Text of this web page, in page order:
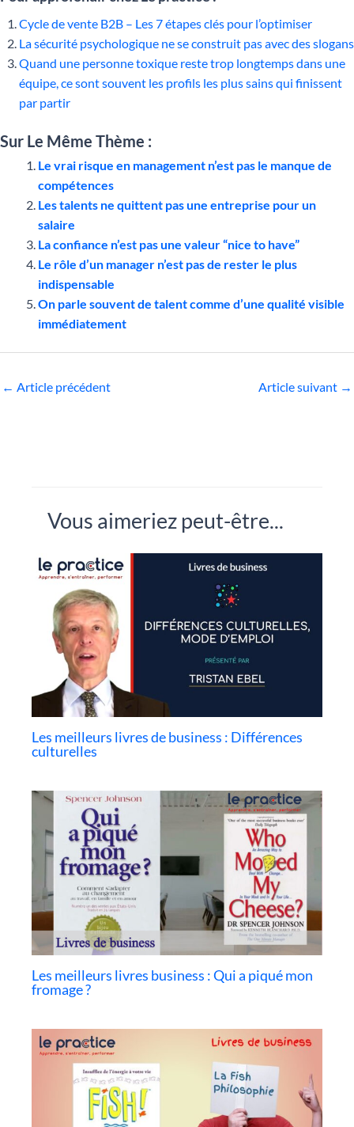
Cycle de vente B2B – Les 7 étapes clés pour l’optimiser
La sécurité psychologique ne se construit pas avec des slogans
Quand une personne toxique reste trop longtemps dans une
équipe, ce sont souvent les profils les plus sains qui finissent
par partir
Sur Le Même Thème :
Le vrai risque en management n’est pas le manque de
compétences
Les talents ne quittent pas une entreprise pour un
salaire
La confiance n’est pas une valeur “nice to have”
Le rôle d’un manager n’est pas de rester le plus
indispensable
On parle souvent de talent comme d’une qualité visible
immédiatement
← Article précédent Article suivant →
Vous aimeriez peut-être...
Les meilleurs livres de business : Différences
culturelles
Les meilleurs livres business : Qui a piqué mon
fromage ?